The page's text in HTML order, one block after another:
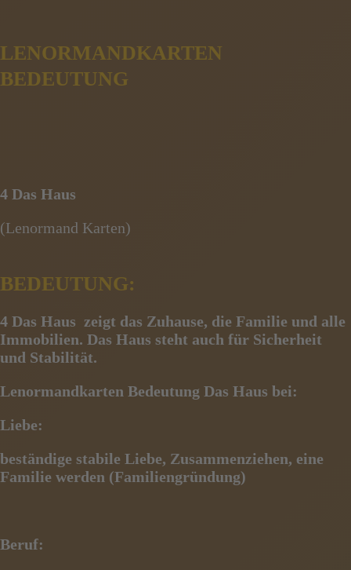
LENORMANDKARTEN
BEDEUTUNG
4 Das Haus
(Lenormand Karten)
BEDEUTUNG:
4 Das Haus zeigt das Zuhause, die Familie und alle
Immobilien. Das Haus steht auch für Sicherheit
und Stabilität.
Lenormandkarten Bedeutung Das Haus bei:
Liebe:
beständige stabile Liebe, Zusammenziehen, eine
Familie werden (Familiengründung)
Beruf: